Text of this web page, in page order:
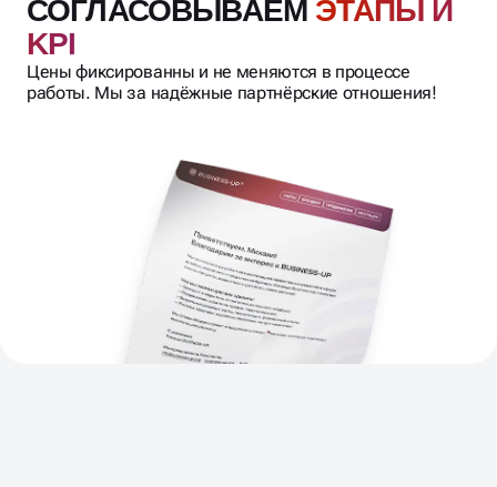
СОГЛАСОВЫВАЕМ ЭТАПЫ И
KPI
Цены фиксированны и не меняются в процессе
работы. Мы за надёжные партнёрские отношения!